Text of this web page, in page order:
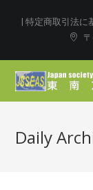
| 特定商取引法に
Daily